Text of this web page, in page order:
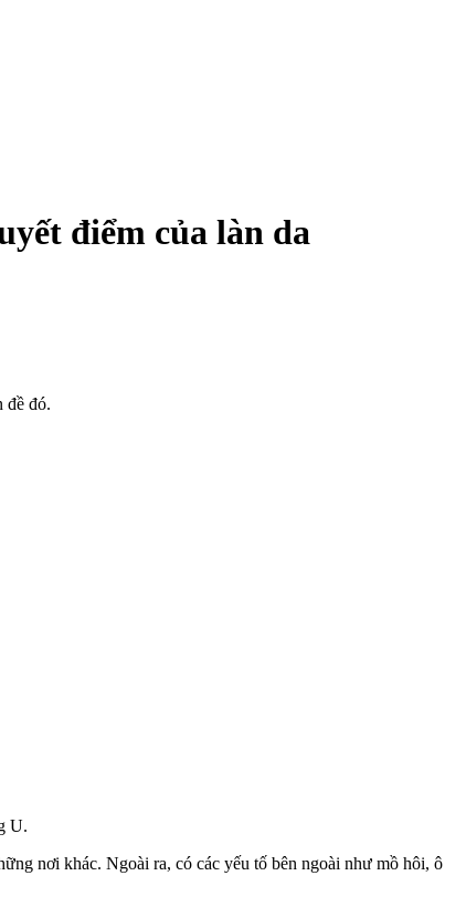
điểm của làn da
đề đó.
U.
nơi khác. Ngoài ra, có các yếu tố bên ngoài như mồ hôi, ô